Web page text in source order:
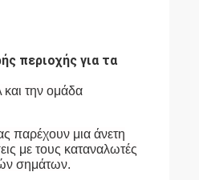
περιοχής για τα
την ομάδα
παρέχουν μια άνετη
με τους καταναλωτές
σημάτων.